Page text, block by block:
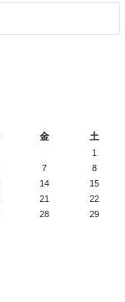
金 土
1
7
8
14
15
21
22
28
29